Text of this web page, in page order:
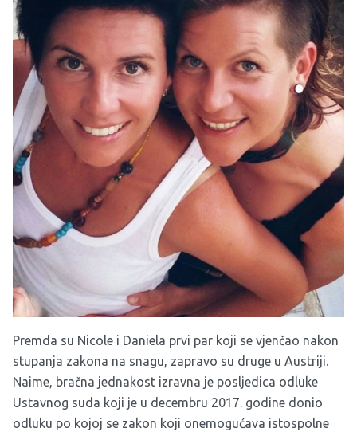
Premda su Nicole i Daniela prvi par koji se vjenčao nakon
stupanja zakona na snagu, zapravo su druge u Austriji.
Naime, bračna jednakost izravna je posljedica odluke
Ustavnog suda koji je u decembru 2017. godine donio
odluku po kojoj se zakon koji onemogućava istospolne